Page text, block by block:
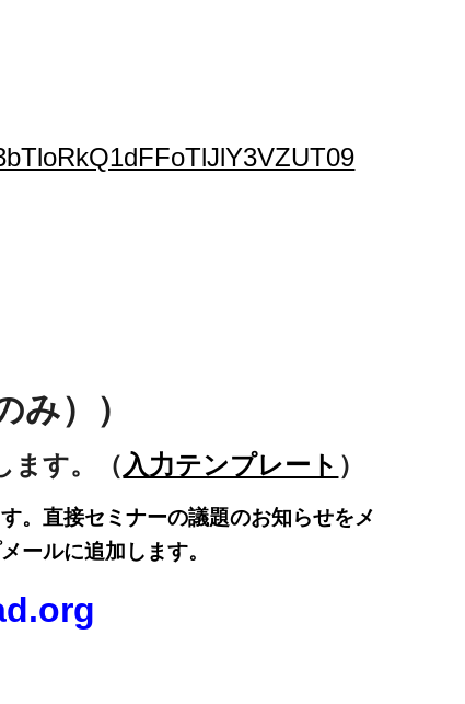
み））
ます。（入力テンプレート ）
。直接セミナーの議題のお知らせをメ
ールに追加します。